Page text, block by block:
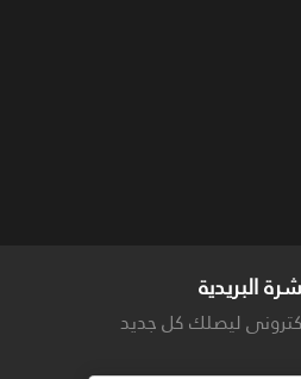
البريدية
ليصلك كل جديد